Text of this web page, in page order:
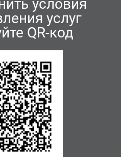
условия
услуг
QR-код